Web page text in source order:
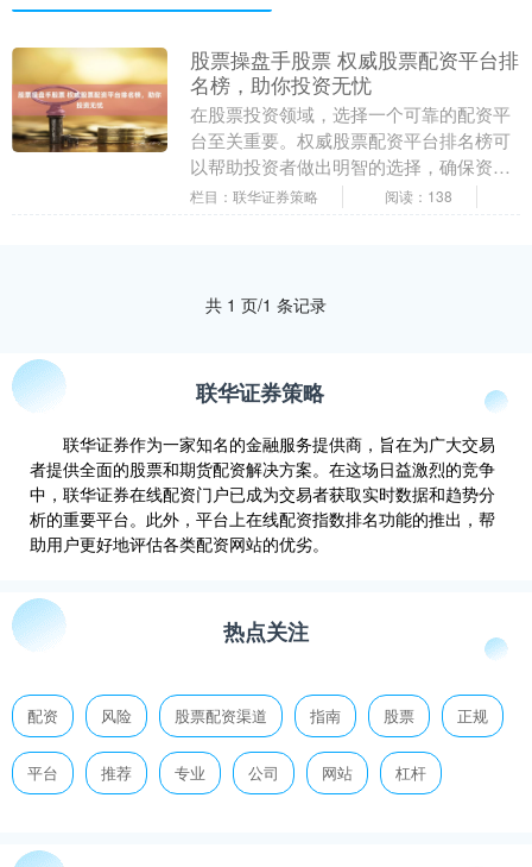
股票操盘手股票 权威股票配资平台排
名榜，助你投资无忧
在股票投资领域，选择一个可靠的配资平
台至关重要。权威股票配资平台排名榜可
以帮助投资者做出明智的选择，确保资金
安全和投资收益。 * 行业领先的配资平
栏目：联华证券策略 阅读：138
共 1 页/1 条记录
联华证券策略
联华证券作为一家知名的金融服务提供商，旨在为广大交易
者提供全面的股票和期货配资解决方案。在这场日益激烈的竞争
中，联华证券在线配资门户已成为交易者获取实时数据和趋势分
析的重要平台。此外，平台上在线配资指数排名功能的推出，帮
助用户更好地评估各类配资网站的优劣。
热点关注
配资 风险 股票配资渠道 指南 股票 正规
平台 推荐 专业 公司 网站 杠杆